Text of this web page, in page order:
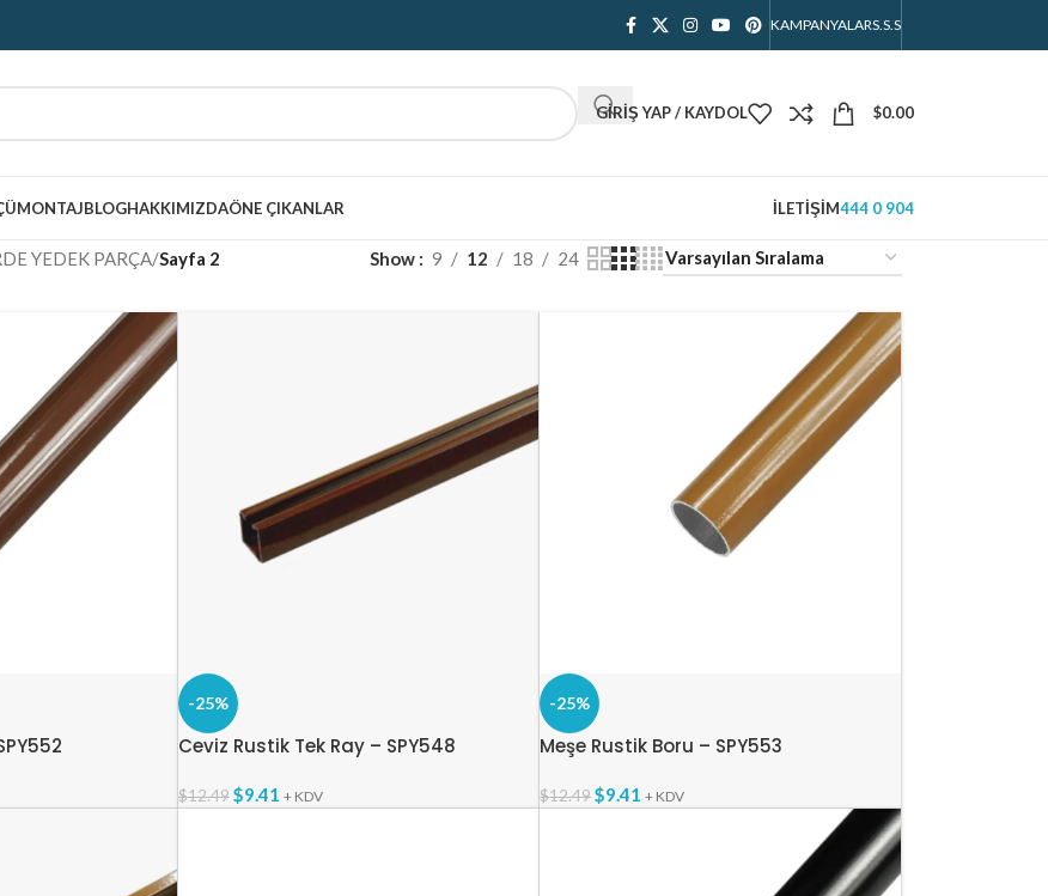
KAMPANYALARS.S.S
GIRIŞ YAP / KAYDOL $0.00
MONTAJBLOGHAKKIMIZDAÖNE ÇIKANLAR İLETIŞIM444 0 904
YEDEK PARÇA/Sayfa 2 Show 9 12 18 24
-25%
Ceviz Rustik Tek Ray – SPY548
$12.49 $9.41 + KDV
-25%
Meşe Rustik Boru – SPY553
$12.49 $9.41 + KDV